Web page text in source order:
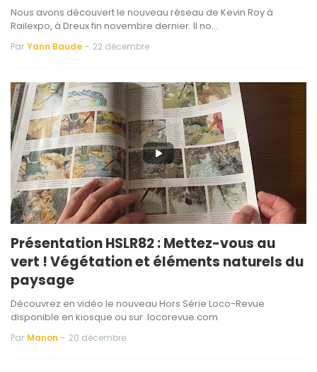
Nous avons découvert le nouveau réseau de Kevin Roy à
Railexpo, à Dreux fin novembre dernier. Il no…
Par Yann Baude - 22 décembre
Présentation HSLR82 : Mettez-vous au
vert ! Végétation et éléments naturels du
paysage
Découvrez en vidéo le nouveau Hors Série Loco-Revue
disponible en kiosque ou sur locorevue.com
Par Manon - 20 décembre